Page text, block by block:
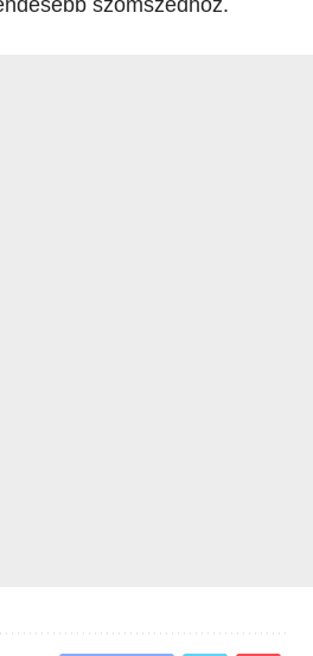
szomszédhoz.